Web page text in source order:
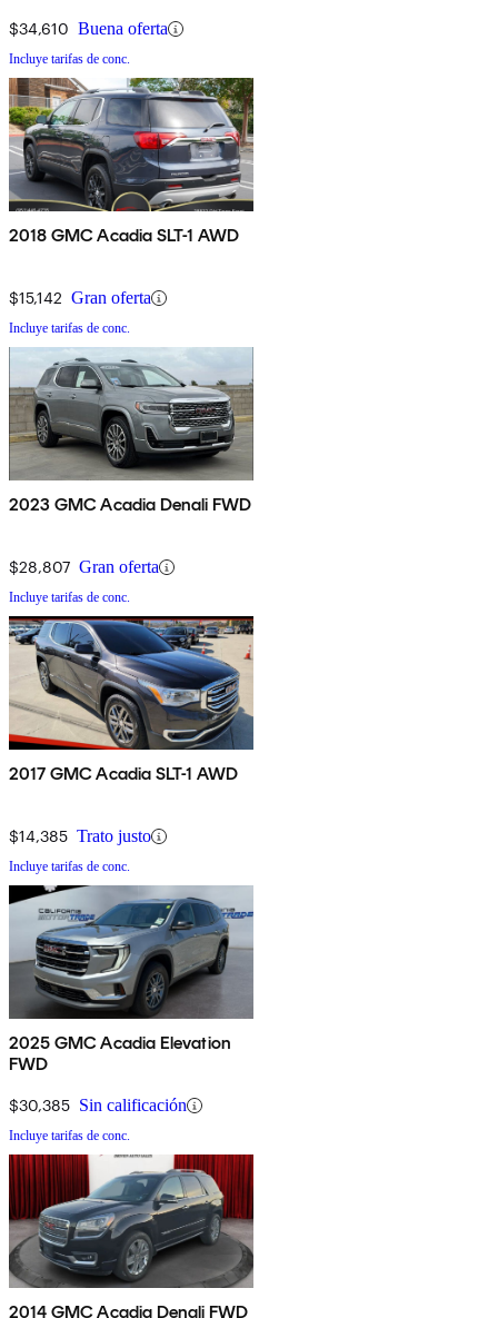
$34,610 Buena oferta
Incluye tarifas de conc.
2018 GMC Acadia SLT-1 AWD
$15,142 Gran oferta
Incluye tarifas de conc.
2023 GMC Acadia Denali FWD
$28,807 Gran oferta
Incluye tarifas de conc.
2017 GMC Acadia SLT-1 AWD
$14,385 Trato justo
Incluye tarifas de conc.
2025 GMC Acadia Elevation
FWD
$30,385 Sin calificación
Incluye tarifas de conc.
2014 GMC Acadia Denali FWD